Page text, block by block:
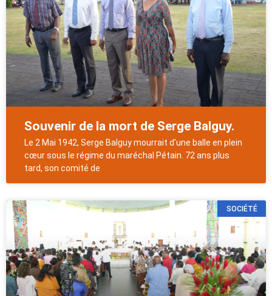
Souvenir de la mort de Serge Balguy.
Le 2 Mai 1942, Serge Balguy mourrait d’une balle en plein
cœur sous le régime du maréchal Pétain. 72 ans plus
tard, son comité de
SOCIÉTÉ